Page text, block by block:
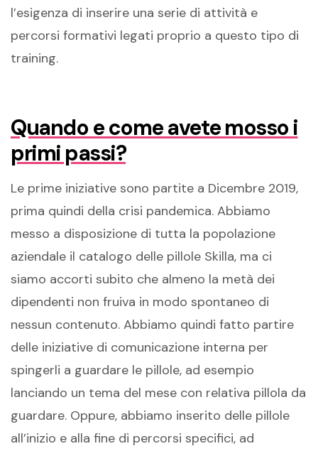
l’esigenza di inserire una serie di attività e
percorsi formativi legati proprio a questo tipo di
training.
Quando e come avete mosso i
primi passi?
Le prime iniziative sono partite a Dicembre 2019,
prima quindi della crisi pandemica. Abbiamo
messo a disposizione di tutta la popolazione
aziendale il catalogo delle pillole Skilla, ma ci
siamo accorti subito che almeno la metà dei
dipendenti non fruiva in modo spontaneo di
nessun contenuto. Abbiamo quindi fatto partire
delle iniziative di comunicazione interna per
spingerli a guardare le pillole, ad esempio
lanciando un tema del mese con relativa pillola da
guardare. Oppure, abbiamo inserito delle pillole
all’inizio e alla fine di percorsi specifici, ad